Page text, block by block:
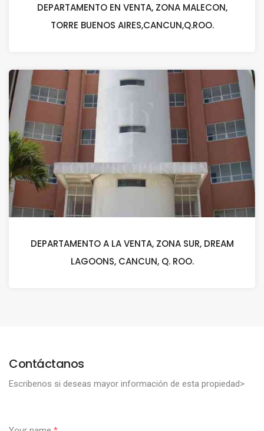
DEPARTAMENTO EN VENTA, ZONA MALECON,
TORRE BUENOS AIRES,CANCUN,Q.ROO.
DEPARTAMENTO A LA VENTA, ZONA SUR, DREAM
LAGOONS, CANCUN, Q. ROO.
Contáctanos
Escribenos si deseas mayor información de esta propiedad>